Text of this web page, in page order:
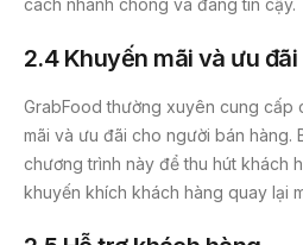
cách nhanh chóng và đáng tin cậy.
2.4 Khuyến mãi và ưu đãi
GrabFood thường xuyên cung cấp
mãi và ưu đãi cho người bán hàng.
chương trình này để thu hút khách
khuyến khích khách hàng quay lại